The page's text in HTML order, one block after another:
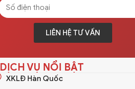
LIÊN HỆ TƯ VẤN
DỊCH VỤ NỔI BẬT
XKLĐ Hàn Quốc